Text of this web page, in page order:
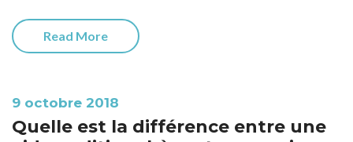
Read More
9 octobre 2018
Quelle est la différence entre une